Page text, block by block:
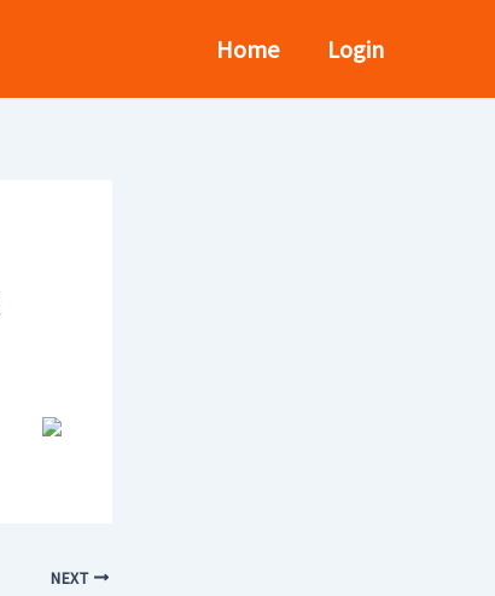
Home Login
NEXT